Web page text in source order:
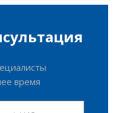
время